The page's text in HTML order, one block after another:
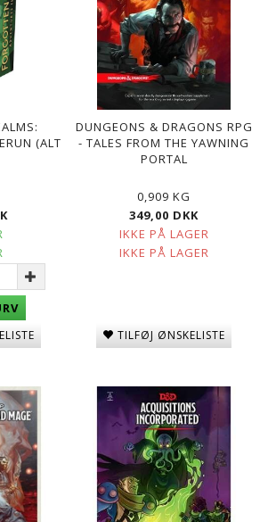
(ALT
DUNGEONS & DRAGONS RPG
- TALES FROM THE YAWNING
PORTAL
0,909 KG
349,00 DKK
IKKE PÅ LAGER
IKKE PÅ LAGER
TILFØJ ØNSKELISTE